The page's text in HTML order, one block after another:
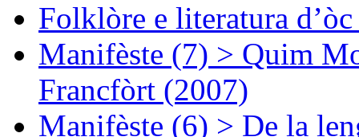
Folklòre e literatura
Manifèste (7) > Quim
Francfòrt (2007)
Manifèste (6) > De la